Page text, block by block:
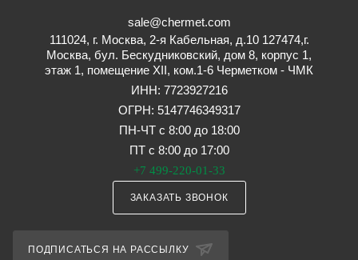
sale@chermet.com
111024, г. Москва, 2-я Кабельная, д.10 127474,г.
Москва, бул. Бескудниковский, дом 8, корпус 1,
этаж 1, помещение XII, ком.1-6 Черметком - ЧМК
ИНН: 7723927216
ОГРН: 5147746349317
ПН-ЧТ с 8:00 до 18:00
ПТ с 8:00 до 17:00
+7 499-220-01-33
ЗАКАЗАТЬ ЗВОНОК
ПОДПИСАТЬСЯ НА РАССЫЛКУ